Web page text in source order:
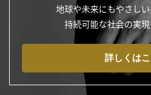
地球や未来にもやさしい
持続可能な社会の実現
詳しくは